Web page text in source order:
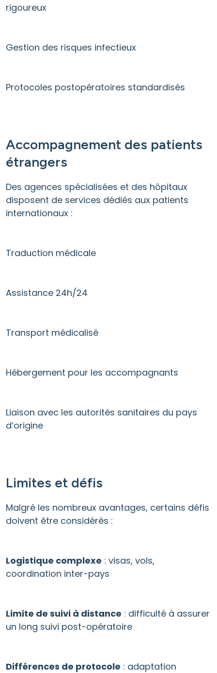
rigoureux
Gestion des risques infectieux
Protocoles postopératoires standardisés
Accompagnement des patients
étrangers
Des agences spécialisées et des hôpitaux
disposent de services dédiés aux patients
internationaux :
Traduction médicale
Assistance 24h/24
Transport médicalisé
Hébergement pour les accompagnants
Liaison avec les autorités sanitaires du pays
d’origine
Limites et défis
Malgré les nombreux avantages, certains défis
doivent être considérés :
Logistique complexe : visas, vols,
coordination inter-pays
Limite de suivi à distance : difficulté à assurer
un long suivi post-opératoire
Différences de protocole : adaptation